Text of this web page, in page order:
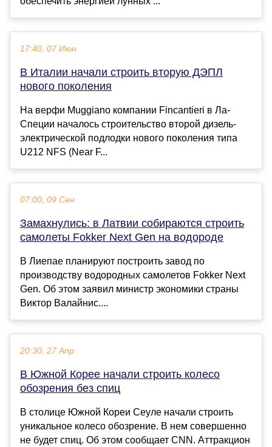
17:40, 07 Июн
В Италии начали строить вторую ДЭПЛ
нового поколения
На верфи Muggiano компании Fincantieri в Ла-
Специи началось строительство второй дизель-
электрической подлодки нового поколения типа
U212 NFS (Near F...
07:00, 09 Сен
Замахнулись: в Латвии собираются строить
самолеты Fokker Next Gen на водороде
В Лиепае планируют построить завод по
производству водородных самолетов Fokker Next
Gen. Об этом заявил министр экономики страны
Виктор Валайнис....
20:30, 27 Апр
В Южной Корее начали строить колесо
обозрения без спиц
В столице Южной Кореи Сеуле начали строить
уникальное колесо обозрение. В нем совершенно
не будет спиц. Об этом сообщает CNN. Аттракцион